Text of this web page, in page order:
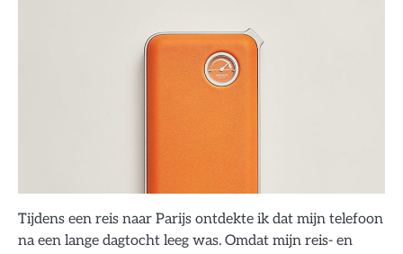
Tijdens een reis naar Parijs ontdekte ik dat mijn telefoon
na een lange dagtocht leeg was. Omdat mijn reis- en